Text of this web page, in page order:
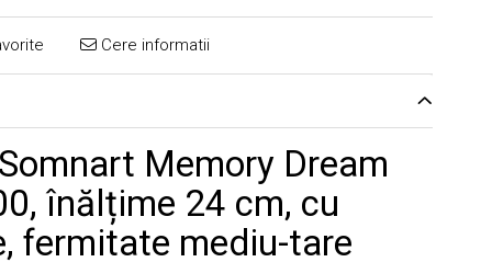
Cere informatii
Memory Dream
înălțime 24 cm, cu
fermitate mediu-tare